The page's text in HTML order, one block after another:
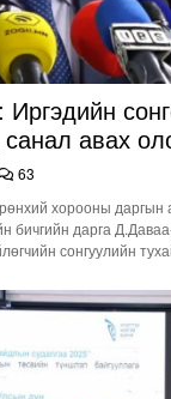
авах
63
хорооны даргын
бичгийн дарга
сонгуулийн